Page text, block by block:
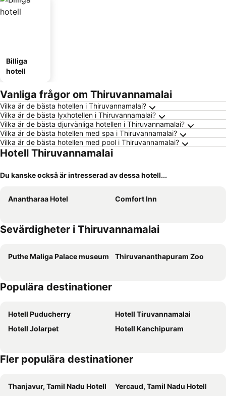
Billiga
hotell
Vanliga frågor om Thiruvannamalai
Vilka är de bästa hotellen i Thiruvannamalai?
Vilka är de bästa lyxhotellen i Thiruvannamalai?
Vilka är de bästa djurvänliga hotellen i Thiruvannamalai?
Vilka är de bästa hotellen med spa i Thiruvannamalai?
Vilka är de bästa hotellen med pool i Thiruvannamalai?
Hotell Thiruvannamalai
Du kanske också är intresserad av dessa hotell...
Anantharaa Hotel Comfort Inn
Sevärdigheter i Thiruvannamalai
Puthe Maliga Palace museum Thiruvananthapuram Zoo
Populära destinationer
Hotell Puducherry
Hotell Tiruvannamalai
Hotell Jolarpet
Hotell Kanchipuram
Fler populära destinationer
Thanjavur, Tamil Nadu Hotell
Yercaud, Tamil Nadu Hotell